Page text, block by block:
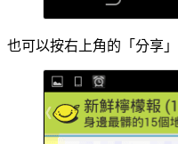
也可以按右上角的「分享